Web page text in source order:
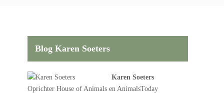
Blog Karen Soeters
Karen Soeters
OprichterHouse of Animals en AnimalsToday